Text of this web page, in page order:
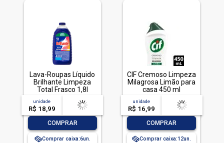
Lava-Roupas Líquido
Brilhante Limpeza
Total Frasco 1,8l
unidade
R$ 18,99
acima de
-- --,--un.
COMPRAR
Comprar caixa:6
CIF Cremoso Limpeza
Milagrosa Limão para
casa 450 ml
unidade
R$ 16,99
acima de
-- --,--un.
COMPRAR
Comprar caixa:12